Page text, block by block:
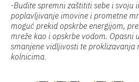
-Budite spremni zaštititi sebe i svoju
poplavljivanje imovine i prometne
moguć prekid opskrbe energijom,
mreže kao i opskrbe vodom. Opasni
smanjene vidljivosti te proklizavanja
kolnicima.